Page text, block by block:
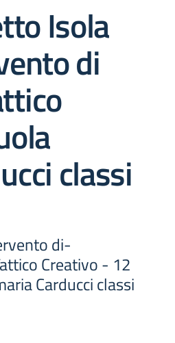
Isola
di
classi
di-
Creativo - 12
Carducci classi